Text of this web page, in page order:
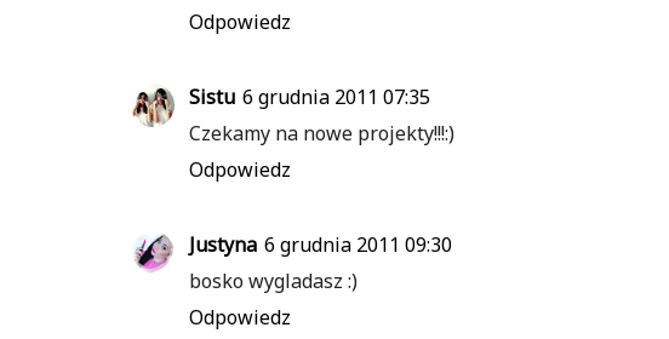
Odpowiedz
Sistu 6 grudnia 2011 07:35
Czekamy na nowe projekty!!!:)
Odpowiedz
Justyna 6 grudnia 2011 09:30
bosko wygladasz :)
Odpowiedz